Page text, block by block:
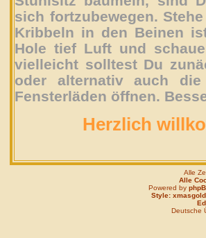
sich fortzubewegen.
Kribbeln in den Beinen
Hole tief Luft und
vielleicht solltest Du
oder alternativ auch
Fensterläden öffnen.
Herzlich
Alle
Alle
Powered by
Style: xmasgold
Deutsche